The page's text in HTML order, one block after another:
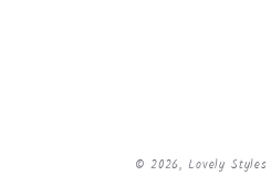
© 2026, Lovely Styles